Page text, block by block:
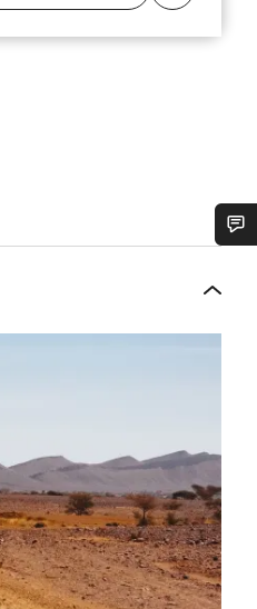
dir jetzt im Chat zur Verfügung.
Schließen